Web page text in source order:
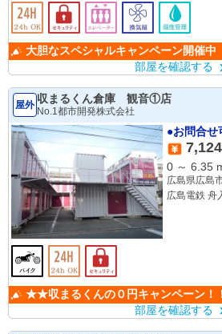
大胆なスペシャルキャンペーン開催中
部屋を確認する
屋外 収まるくん倉庫 観音①店
No.1都市開発株式会社
●お問合せ
7,124
0 ～ 6.35
広島県広島
広島電鉄 舟
★★収まるくんの０円キャンペーン
部屋を確認する